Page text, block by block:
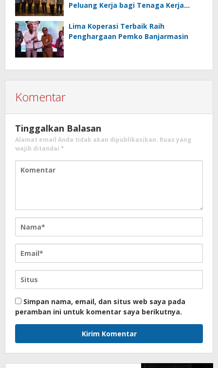
Peluang Kerja bagi Tenaga Kerja
Lima Koperasi Terbaik Raih
Penghargaan Pemko Banjarmasin
Komentar
Tinggalkan Balasan
Alamat email Anda tidak akan dipublikasikan. Ruas yang
wajib ditandai *
Simpan nama, email, dan situs web saya pada
peramban ini untuk komentar saya berikutnya.